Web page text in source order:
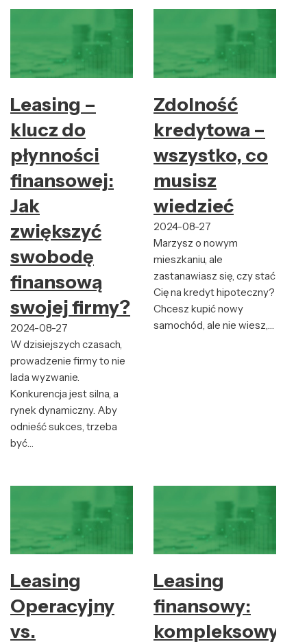
Leasing –
klucz do
płynności
finansowej:
Jak
zwiększyć
swobodę
finansową
swojej firmy?
2024-08-27
W dzisiejszych czasach,
prowadzenie firmy to nie
lada wyzwanie.
Konkurencja jest silna, a
rynek dynamiczny. Aby
odnieść sukces, trzeba
być…
Zdolność
kredytowa –
wszystko, co
musisz
wiedzieć
2024-08-27
Marzysz o nowym
mieszkaniu, ale
zastanawiasz się, czy stać
Cię na kredyt hipoteczny?
Chcesz kupić nowy
samochód, ale nie wiesz,…
Leasing
Operacyjny
vs.
Leasing
finansowy:
kompleksowy